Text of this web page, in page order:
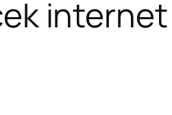
internet